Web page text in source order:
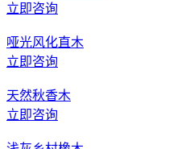
立即咨询
哑光风化直木
立即咨询
天然秋香木
立即咨询